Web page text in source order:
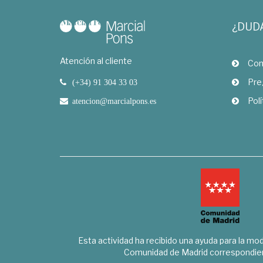
Atención al cliente
(+34) 91 304 33 03
atencion@marcialpons.es
Esta actividad ha recibido una ayuda para la
Comunidad de Madrid